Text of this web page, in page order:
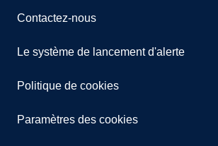
Contactez-nous
Le système de lancement d'alerte
Politique de cookies
Paramètres des cookies